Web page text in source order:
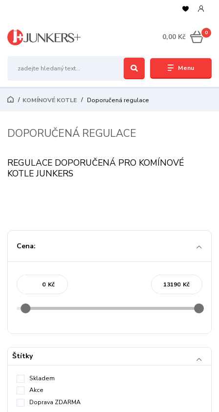
Menu
0
0,00 Kč
KOMÍNOVÉ KOTLE Doporučená regulace
DOPORUČENÁ REGULACE
REGULACE DOPORUČENÁ PRO KOMÍNOVÉ
KOTLE JUNKERS
Cena:
Kč Kč
Štítky
Skladem
Akce
Doprava ZDARMA